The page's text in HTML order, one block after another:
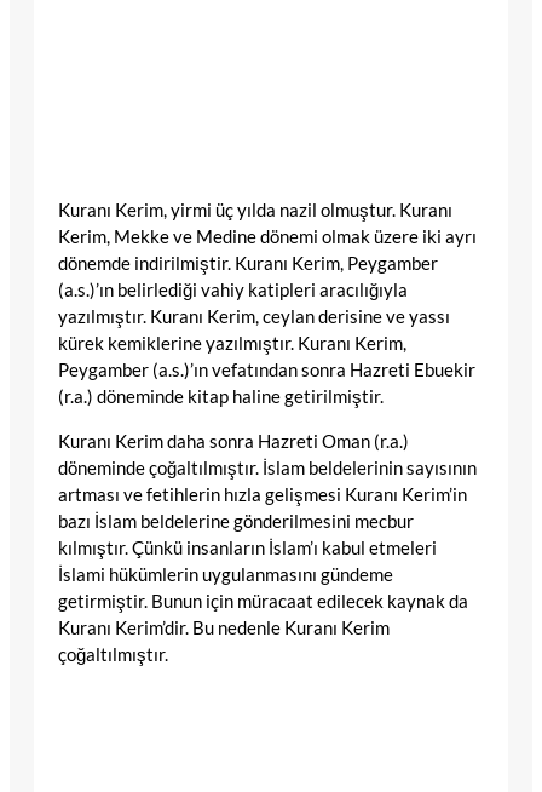
Kuranı Kerim, yirmi üç yılda nazil olmuştur. Kuranı
Kerim, Mekke ve Medine dönemi olmak üzere iki ayrı
dönemde indirilmiştir. Kuranı Kerim, Peygamber
(a.s.)’ın belirlediği vahiy katipleri aracılığıyla
yazılmıştır. Kuranı Kerim, ceylan derisine ve yassı
kürek kemiklerine yazılmıştır. Kuranı Kerim,
Peygamber (a.s.)’ın vefatından sonra Hazreti Ebuekir
(r.a.) döneminde kitap haline getirilmiştir.
Kuranı Kerim daha sonra Hazreti Oman (r.a.)
döneminde çoğaltılmıştır. İslam beldelerinin sayısının
artması ve fetihlerin hızla gelişmesi Kuranı Kerim’in
bazı İslam beldelerine gönderilmesini mecbur
kılmıştır. Çünkü insanların İslam’ı kabul etmeleri
İslami hükümlerin uygulanmasını gündeme
getirmiştir. Bunun için müracaat edilecek kaynak da
Kuranı Kerim’dir. Bu nedenle Kuranı Kerim
çoğaltılmıştır.